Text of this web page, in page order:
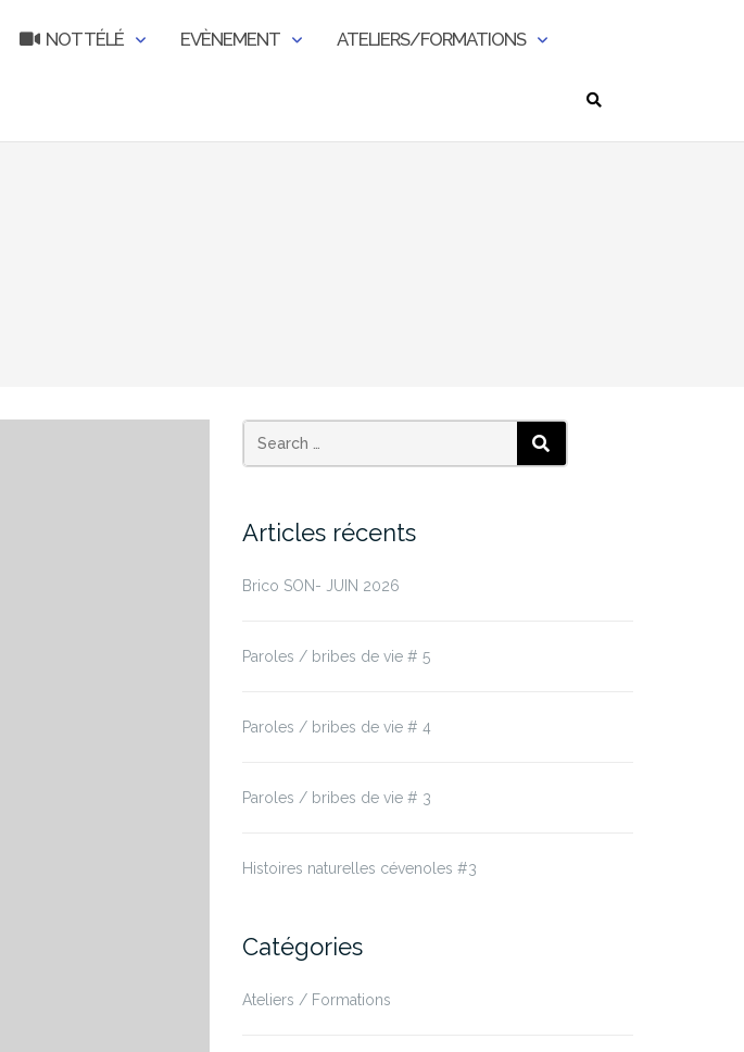
NOT TÉLÉ EVÈNEMENT ATELIERS/FORMATIONS
Articles récents
Brico SON- JUIN 2026
Paroles / bribes de vie # 5
Paroles / bribes de vie # 4
Paroles / bribes de vie # 3
Histoires naturelles cévenoles #3
Catégories
Ateliers / Formations